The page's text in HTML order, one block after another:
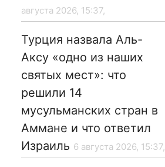
августа 2026, 15:37,
Турция назвала Аль-
Аксу «одно из наших
святых мест»: что
решили 14
мусульманских стран в
Аммане и что ответил
Израиль 6 августа 2026, 15:37,